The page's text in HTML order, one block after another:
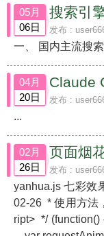
05月
06日
搜索引
发布 :
一、 国内主流搜
04月
20日
发布 :
...
02月
26日
页面烟
发布 :
yanhua.js 七彩效
02-26 * 使用方法
ript> */